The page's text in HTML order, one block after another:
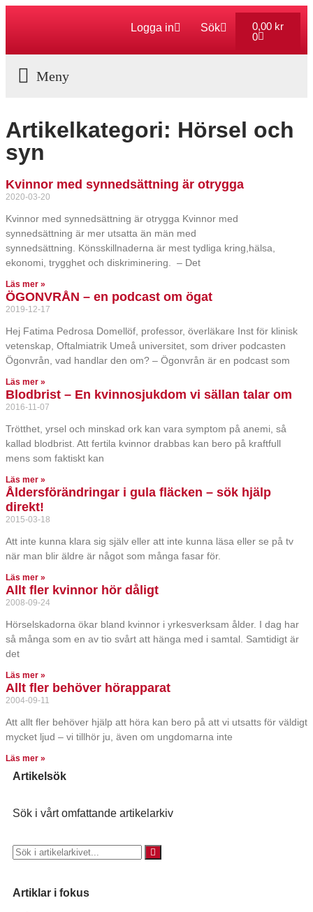
Logga in Sök 0,00 kr
0
Artikelkategori: Hörsel och
syn
Kvinnor med synnedsättning är otrygga
2020-03-20
Kvinnor med synnedsättning är otrygga Kvinnor med
synnedsättning är mer utsatta än män med
synnedsättning. Könsskillnaderna är mest tydliga kring,hälsa,
ekonomi, trygghet och diskriminering. – Det
Läs mer »
ÖGONVRÅN – en podcast om ögat
2019-12-17
Hej Fatima Pedrosa Domellöf, professor, överläkare Inst för klinisk
vetenskap, Oftalmiatrik Umeå universitet, som driver podcasten
Ögonvrån, vad handlar den om? – Ögonvrån är en podcast som
Läs mer »
Blodbrist – En kvinnosjukdom vi sällan talar om
2016-11-07
Trötthet, yrsel och minskad ork kan vara symptom på anemi, så
kallad blodbrist. Att fertila kvinnor drabbas kan bero på kraftfull
mens som faktiskt kan
Läs mer »
Åldersförändringar i gula fläcken – sök hjälp
direkt!
2015-03-18
Att inte kunna klara sig själv eller att inte kunna läsa eller se på tv
när man blir äldre är något som många fasar för.
Läs mer »
Allt fler kvinnor hör dåligt
2008-09-24
Hörselskadorna ökar bland kvinnor i yrkesverksam ålder. I dag har
så många som en av tio svårt att hänga med i samtal. Samtidigt är
det
Läs mer »
Allt fler behöver hörapparat
2004-09-11
Att allt fler behöver hjälp att höra kan bero på att vi utsatts för väldigt
mycket ljud – vi tillhör ju, även om ungdomarna inte
Läs mer »
Artikelsök
Sök i vårt omfattande artikelarkiv
Artiklar i fokus